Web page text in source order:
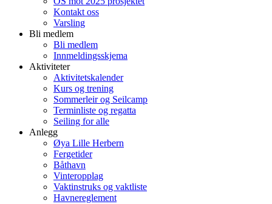
Kontakt oss
Varsling
Bli medlem
Bli medlem
Innmeldingsskjema
Aktiviteter
Aktivitetskalender
Kurs og trening
Sommerleir og Seilcamp
Terminliste og regatta
Seiling for alle
Anlegg
Øya Lille Herbern
Fergetider
Båthavn
Vinteropplag
Vaktinstruks og vaktliste
Havnereglement